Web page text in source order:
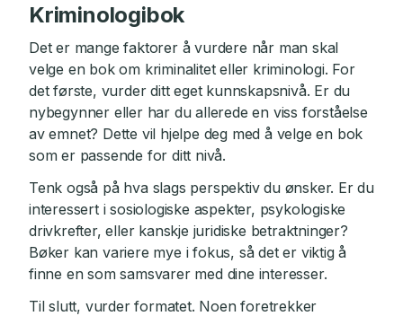
Kriminologibok
Det er mange faktorer å vurdere når man skal
velge en bok om kriminalitet eller kriminologi. For
det første, vurder ditt eget kunnskapsnivå. Er du
nybegynner eller har du allerede en viss forståelse
av emnet? Dette vil hjelpe deg med å velge en bok
som er passende for ditt nivå.
Tenk også på hva slags perspektiv du ønsker. Er du
interessert i sosiologiske aspekter, psykologiske
drivkrefter, eller kanskje juridiske betraktninger?
Bøker kan variere mye i fokus, så det er viktig å
finne en som samsvarer med dine interesser.
Til slutt, vurder formatet. Noen foretrekker